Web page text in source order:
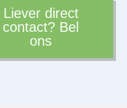
Liever direct
contact? Bel
ons